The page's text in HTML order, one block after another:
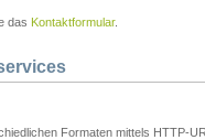
das Kontaktformular.
Formaten mittels HTTP-